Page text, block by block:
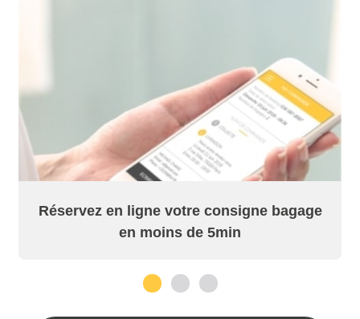
Réservez en ligne votre consigne bagage
en moins de 5min